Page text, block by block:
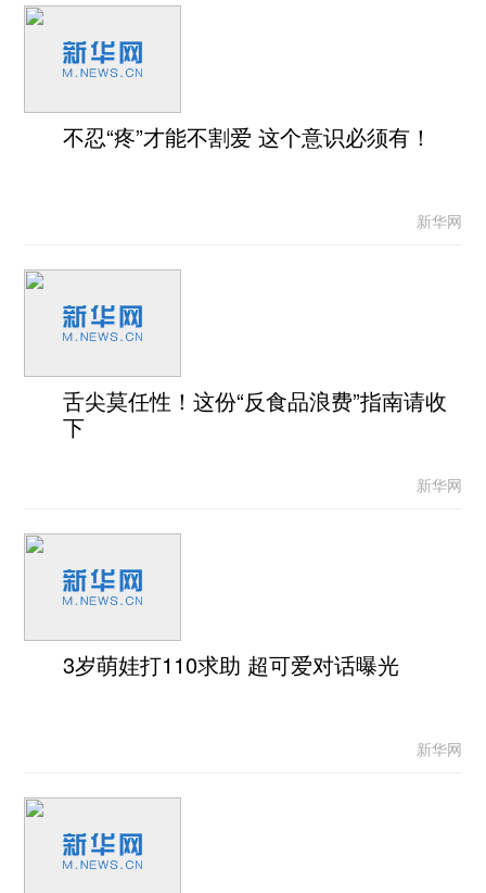
不忍“疼”才能不割爱 这个意识必须有！
新华网
舌尖莫任性！这份“反食品浪费”指南请收
下
新华网
3岁萌娃打110求助 超可爱对话曝光
新华网